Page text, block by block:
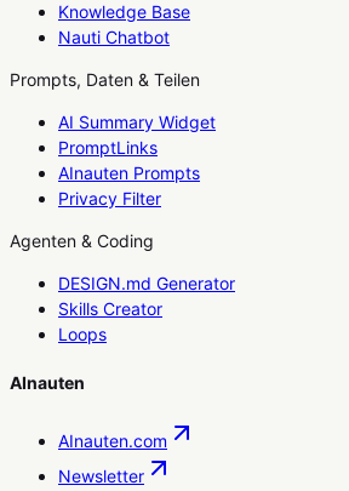
Knowledge Base
Nauti Chatbot
Prompts, Daten & Teilen
AI Summary Widget
PromptLinks
AInauten Prompts
Privacy Filter
Agenten & Coding
DESIGN.md Generator
Skills Creator
Loops
AInauten
AInauten.com
Newsletter